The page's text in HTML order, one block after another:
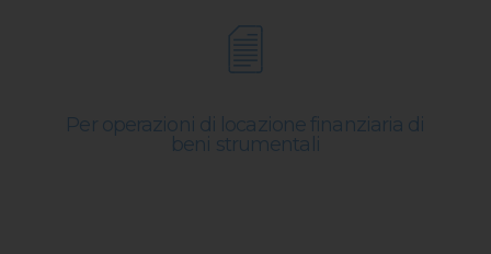
Per operazioni di locazione finanziaria di
beni strumentali